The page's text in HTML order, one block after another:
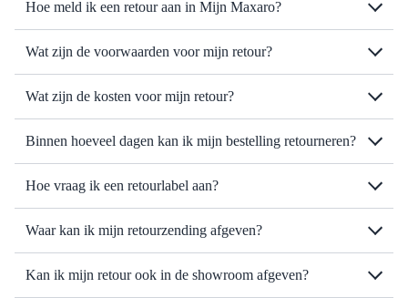
Hoe meld ik een retour aan in Mijn Maxaro?
Wat zijn de voorwaarden voor mijn retour?
Wat zijn de kosten voor mijn retour?
Binnen hoeveel dagen kan ik mijn bestelling retourneren?
Hoe vraag ik een retourlabel aan?
Waar kan ik mijn retourzending afgeven?
Kan ik mijn retour ook in de showroom afgeven?